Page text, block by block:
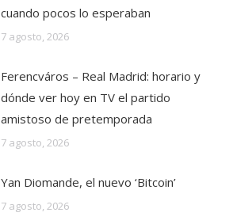
cuando pocos lo esperaban
7 agosto, 2026
Ferencváros – Real Madrid: horario y
dónde ver hoy en TV el partido
amistoso de pretemporada
7 agosto, 2026
Yan Diomande, el nuevo ‘Bitcoin’
7 agosto, 2026